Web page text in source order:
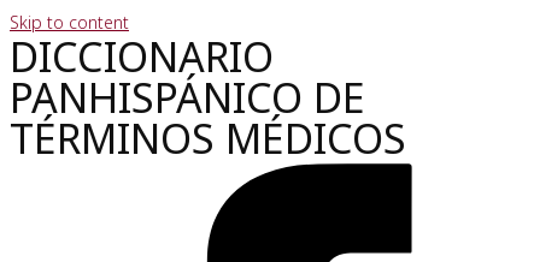
Skip to content
DICCIONARIO
PANHISPÁNICO DE
TÉRMINOS MÉDICOS